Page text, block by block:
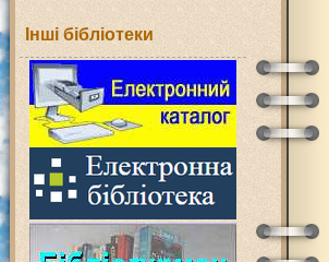
Інші бібліотеки